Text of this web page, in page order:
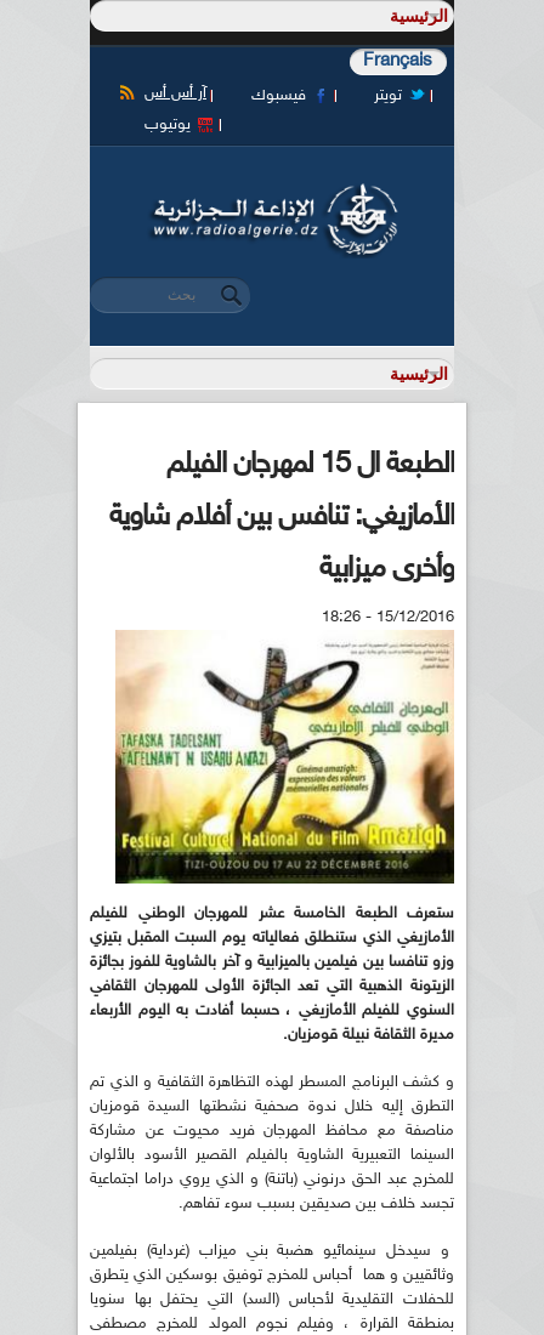
Français
آر أس أس فيسبوك
تويتر
يوتيوب
استمارة البحث
‏بحث ‏
الطبعة ال 15 لمهرجان الفيلم
الأمازيغي: تنافس بين أفلام شاوية
وأخرى ميزابية
15/12/2016 - 18:26
ستعرف الطبعة الخامسة عشر للمهرجان الوطني للفيلم
الأمازيغي الذي ستنطلق فعالياته يوم السبت المقبل بتيزي
وزو تنافسا بين فيلمين بالميزابية و آخر بالشاوية للفوز بجائزة
الزيتونة الذهبية التي تعد الجائزة الأولى للمهرجان الثقافي
السنوي للفيلم الأمازيغي ، حسبما أفادت به اليوم الأربعاء
مديرة الثقافة نبيلة قومزيان.
و كشف البرنامج المسطر لهذه التظاهرة الثقافية و الذي تم
التطرق إليه خلال ندوة صحفية نشطتها السيدة قومزيان
مناصفة مع محافظ المهرجان فريد محيوت عن مشاركة
السينما التعبيرية الشاوية بالفيلم القصير الأسود بالألوان
للمخرج عبد الحق درنوني (باتنة) و الذي يروي دراما اجتماعية
تجسد خلاف بين صديقين بسبب سوء تفاهم.
و سيدخل سينمائيو هضبة بني ميزاب (غرداية) بفيلمين
وثائقيين و هما أحباس للمخرج توفيق بوسكين الذي يتطرق
للحفلات التقليدية لأحباس (السد) التي يحتفل بها سنويا
بمنطقة القرارة ، وفيلم نجوم المولد للمخرج مصطفى